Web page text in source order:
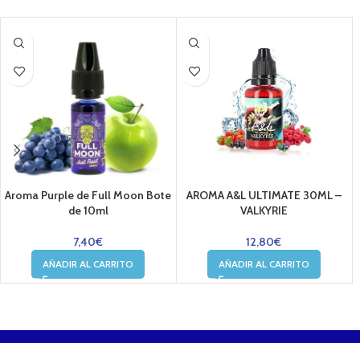
Aroma Purple de Full Moon Bote
de 10ml
7,40€
AÑADIR AL CARRITO
AROMA A&L ULTIMATE 30ML –
VALKYRIE
12,80€
AÑADIR AL CARRITO